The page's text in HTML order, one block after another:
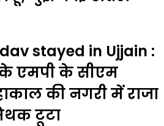
stayed in Ujjain :
एमपी के सीएम
की नगरी में राजा
टूटा